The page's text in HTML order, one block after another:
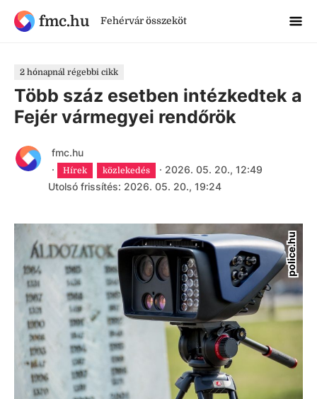
fmc.hu Fehérvár összeköt
2 hónapnál régebbi cikk
Több száz esetben intézkedtek a
Fejér vármegyei rendőrök
fmc.hu
·
Hírek közlekedés · 2026. 05. 20., 12:49
Utolsó frissítés: 2026. 05. 20., 19:24
police.hu